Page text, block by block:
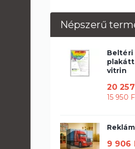
Népszerű
Beltéri
vitrin
20
15 950
9 906